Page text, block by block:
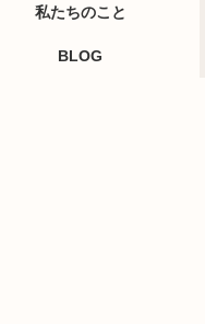
私たちのこと
BLOG